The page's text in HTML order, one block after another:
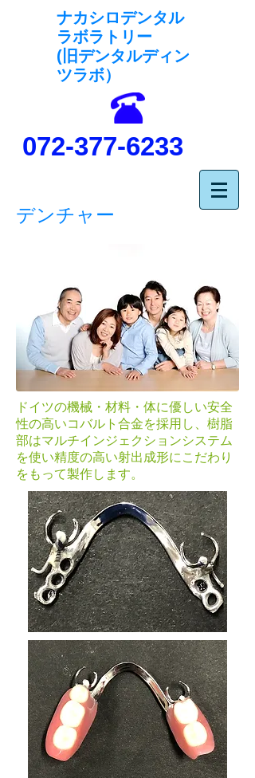
ナカシロデンタル
ラボラトリー
(旧デンタルディン
ツラボ）
072-377-6233
デンチャー
ドイツの機械・材料・体に優しい安全
性の高いコバルト合金を採用し、樹脂
部はマルチインジェクションシステム
を使い精度の高い射出成形にこだわり
をもって製作します。